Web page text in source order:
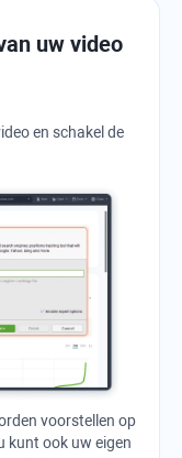
uw video
en schakel de
voorstellen op
kunt ook uw eigen